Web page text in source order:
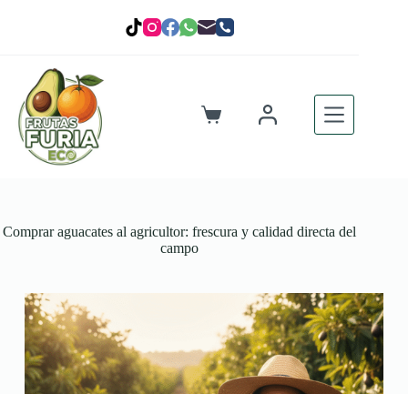
Carro
Comprar aguacates al agricultor: frescura y calidad directa del
campo